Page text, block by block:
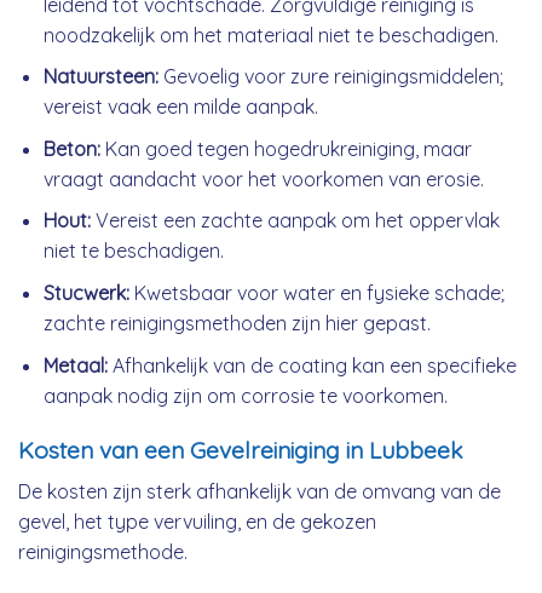
noodzakelijk om het materiaal niet te beschadigen.
Natuursteen:Gevoelig voor zure reinigingsmiddelen;
vereist vaak een milde aanpak.
Beton:Kan goed tegen hogedrukreiniging, maar
vraagt aandacht voor het voorkomen van erosie.
Hout:Vereist een zachte aanpak om het oppervlak
niet te beschadigen.
Stucwerk:Kwetsbaar voor water en fysieke schade;
zachte reinigingsmethoden zijn hier gepast.
Metaal:Afhankelijk van de coating kan een specifieke
aanpak nodig zijn om corrosie te voorkomen.
Kosten van een Gevelreiniging in Lubbeek
De kosten zijn sterk afhankelijk van de omvang van de
gevel, het type vervuiling, en de gekozen
reinigingsmethode.